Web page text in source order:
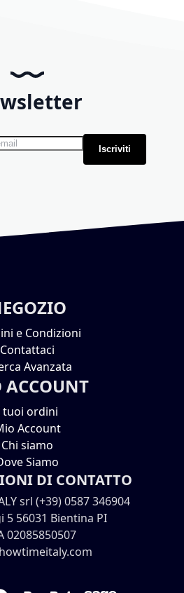
Newsletter: Iscriviti
e Condizioni
Contattaci
Avanzata
tuoi ordini
Account
Chi siamo
Siamo
DI CONTATTO
srl (+39) 0587 346904
5 56031 Bientina PI
02085850507